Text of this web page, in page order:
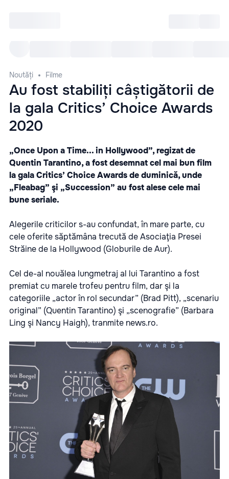
Noutăți Filme
Au fost stabiliți câștigătorii de
la gala Critics’ Choice Awards
2020
„Once Upon a Time... in Hollywood”, regizat de
Quentin Tarantino, a fost desemnat cel mai bun film
la gala Critics’ Choice Awards de duminică, unde
„Fleabag” şi „Succession” au fost alese cele mai
bune seriale.
Alegerile criticilor s-au confundat, în mare parte, cu
cele oferite săptămâna trecută de Asociaţia Presei
Străine de la Hollywood (Globurile de Aur).
Cel de-al nouălea lungmetraj al lui Tarantino a fost
premiat cu marele trofeu pentru film, dar şi la
categoriile „actor în rol secundar” (Brad Pitt), „scenariu
original” (Quentin Tarantino) şi „scenografie” (Barbara
Ling şi Nancy Haigh), tranmite news.ro.